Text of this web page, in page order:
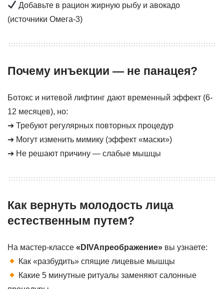
Добавьте в рацион жирную рыбу и авокадо
(источники Омега-3)
Почему инъекции — не панацея?
Ботокс и нитевой лифтинг дают временный эффект (6-
12 месяцев), но:
➔ Требуют регулярных повторных процедур
➔ Могут изменить мимику (эффект «маски»)
➔ Не решают причину — слабые мышцы
Как вернуть молодость лица
естественным путем?
На мастер-классе «DIVAпреображение» вы узнаете:
Как «разбудить» спящие лицевые мышцы
Какие 5 минутные ритуалы заменяют салонные